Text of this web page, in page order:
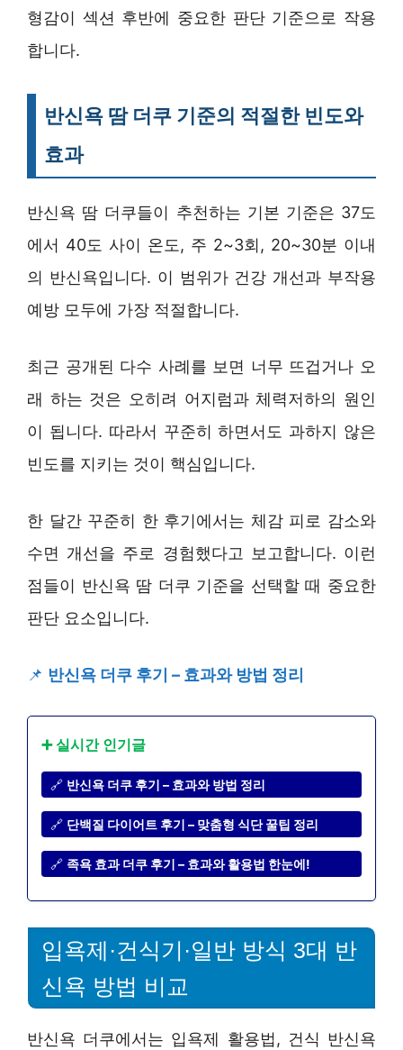
형감이 섹션 후반에 중요한 판단 기준으로 작용
합니다.
반신욕 땀 더쿠 기준의 적절한 빈도와
효과
반신욕 땀 더쿠들이 추천하는 기본 기준은 37도
에서 40도 사이 온도, 주 2~3회, 20~30분 이내
의 반신욕입니다. 이 범위가 건강 개선과 부작용
예방 모두에 가장 적절합니다.
최근 공개된 다수 사례를 보면 너무 뜨겁거나 오
래 하는 것은 오히려 어지럼과 체력저하의 원인
이 됩니다. 따라서 꾸준히 하면서도 과하지 않은
빈도를 지키는 것이 핵심입니다.
한 달간 꾸준히 한 후기에서는 체감 피로 감소와
수면 개선을 주로 경험했다고 보고합니다. 이런
점들이 반신욕 땀 더쿠 기준을 선택할 때 중요한
판단 요소입니다.
📌 반신욕 더쿠 후기 – 효과와 방법 정리
➕ 실시간 인기글
🔗 반신욕 더쿠 후기 – 효과와 방법 정리
🔗 단백질 다이어트 후기 – 맞춤형 식단 꿀팁 정리
🔗 족욕 효과 더쿠 후기 – 효과와 활용법 한눈에!
입욕제·건식기·일반 방식 3대 반
신욕 방법 비교
반신욕 더쿠에서는 입욕제 활용법, 건식 반신욕